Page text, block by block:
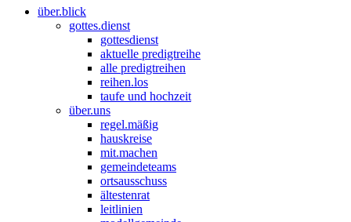
über.blick
gottes.dienst
gottesdienst
aktuelle predigtreihe
alle predigtreihen
reihen.los
taufe und hochzeit
über.uns
regel.mäßig
hauskreise
mit.machen
gemeindeteams
ortsausschuss
ältestenrat
leitlinien